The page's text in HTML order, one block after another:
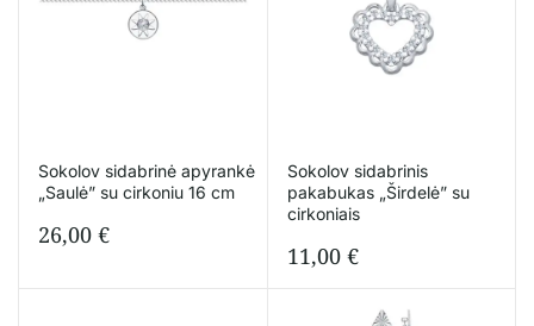
Sokolov sidabrinė apyrankė
„Saulė” su cirkoniu 16 cm
26,00 €
Sokolov sidabrinis
pakabukas „Širdelė” su
cirkoniais
11,00 €